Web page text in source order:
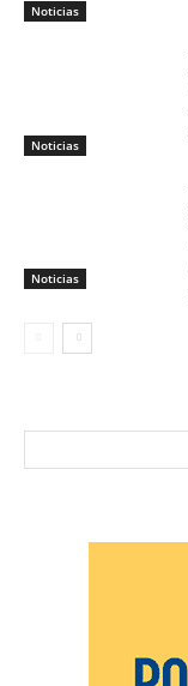
Noticias
Noticias
Noticias